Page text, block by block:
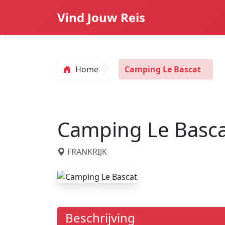
Vind Jouw Reis
Home Camping Le Bascat
Camping Le
FRANKRIJK
Beschrijving